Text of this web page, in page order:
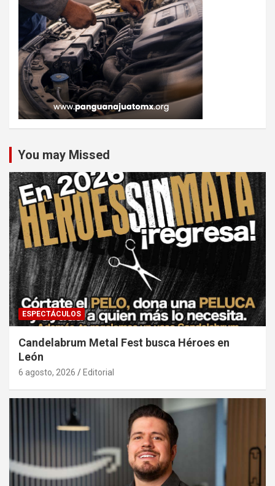
You may Missed
ESPECTÁCULOS
Candelabrum Metal Fest busca Héroes en
León
6 agosto, 2026 Editorial